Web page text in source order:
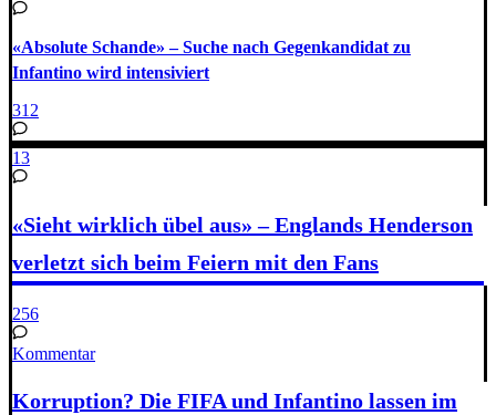
«Absolute Schande» – Suche nach Gegenkandidat zu
Infantino wird intensiviert
312
13
«Sieht wirklich übel aus» – Englands Henderson
verletzt sich beim Feiern mit den Fans
256
Kommentar
Korruption? Die FIFA und Infantino lassen im